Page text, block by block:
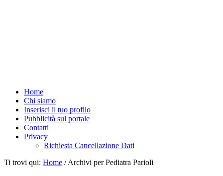
Home
Chi siamo
Inserisci il tuo profilo
Pubblicità sul portale
Contatti
Privacy
Richiesta Cancellazione Dati
Ti trovi qui: Home /Archivi per Pediatra Parioli